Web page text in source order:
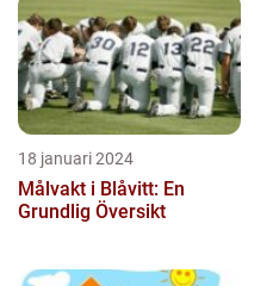
18 januari 2024
Målvakt i Blåvitt: En
Grundlig Översikt